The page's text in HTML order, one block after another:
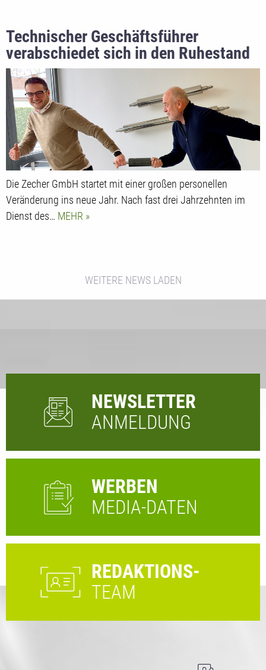
Technischer Geschäftsführer
verabschiedet sich in den Ruhestand
und übergibt Staffelstab
Die Zecher GmbH startet mit einer großen personellen
Veränderung ins neue Jahr. Nach fast drei Jahrzehnten im
Dienst des… MEHR
WEITERE NEWS LADEN
NEWSLETTER
ANMELDUNG
WERBEN
MEDIA-DATEN
REDAKTIONS-
TEAM